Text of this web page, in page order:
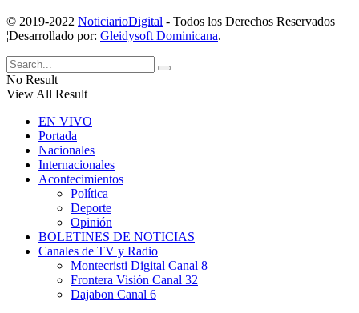
© 2019-2022 NoticiarioDigital - Todos los Derechos Reservados
¦Desarrollado por: Gleidysoft Dominicana.
No Result
View All Result
EN VIVO
Portada
Nacionales
Internacionales
Acontecimientos
Política
Deporte
Opinión
BOLETINES DE NOTICIAS
Canales de TV y Radio
Montecristi Digital Canal 8
Frontera Visión Canal 32
Dajabon Canal 6